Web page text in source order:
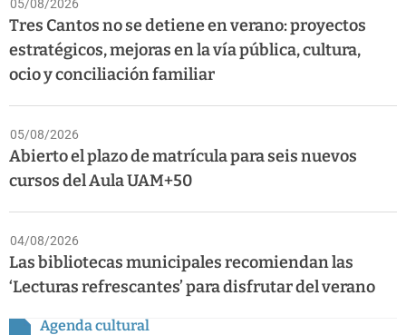
05/08/2026
Tres Cantos no se detiene en verano: proyectos
estratégicos, mejoras en la vía pública, cultura,
ocio y conciliación familiar
05/08/2026
Abierto el plazo de matrícula para seis nuevos
cursos del Aula UAM+50
04/08/2026
Las bibliotecas municipales recomiendan las
‘Lecturas refrescantes’ para disfrutar del verano
Agenda cultural